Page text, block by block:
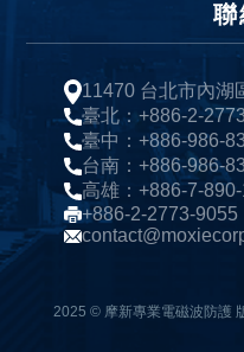
聯
11470 台北市內湖
臺北：+886-2-
臺中：+886-986-
台南：+886-986-
高雄：+886-7-
+886-2-2773-9055
2025 © 摩新專業電磁波防護